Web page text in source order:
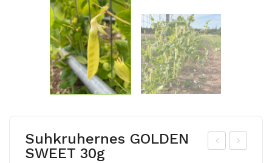
Suhkruhernes GOLDEN
SWEET 30g